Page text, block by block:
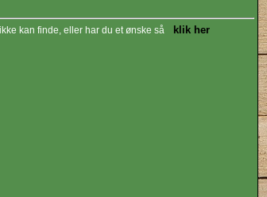
kan finde, eller har du et ønske så klik her